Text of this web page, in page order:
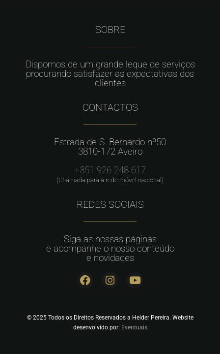
SOBRE
Dispomos de um grande leque de serviços
procurando satisfazer as expectativas dos
clientes
CONTACTOS
Estrada de S. Bernardo nº50
3810-172 Aveiro
+351 926 248 617
(Chamada para a rede móvel nacional)
REDES SOCIAIS
Siga as nossas páginas
e acompanhe o nosso conteúdo
e novidades
© 2025 Todos os Direitos Reservados a Helder Pereira. Website
desenvolvido por: Eventuais